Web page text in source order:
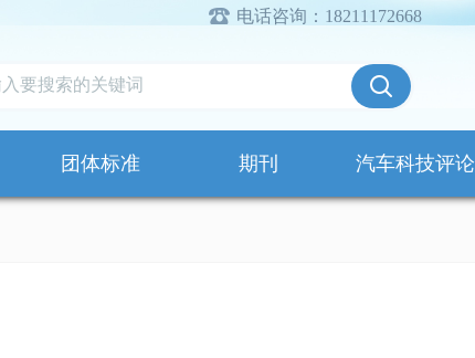
电话咨询：18211172668
团体标准 期刊 汽车科技评论